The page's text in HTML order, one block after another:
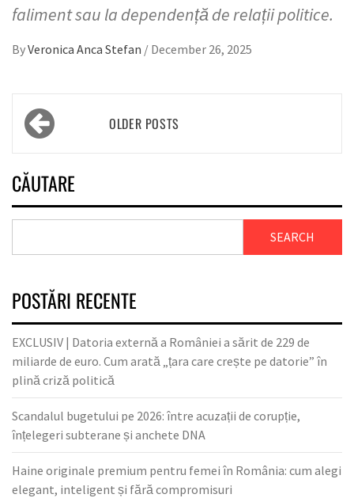
faliment sau la dependență de relații politice.
ByVeronica Anca Stefan / December 26, 2025
OLDER POSTS
CĂUTARE
SEARCH
POSTĂRI RECENTE
EXCLUSIV | Datoria externă a României a sărit de 229 de
miliarde de euro. Cum arată „țara care crește pe datorie” în
plină criză politică
Scandalul bugetului pe 2026: între acuzații de corupție,
înțelegeri subterane și anchete DNA
Haine originale premium pentru femei în România: cum alegi
elegant, inteligent și fără compromisuri